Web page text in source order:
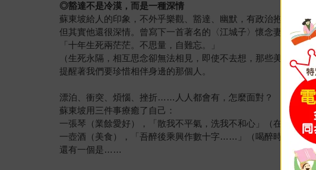
◎豁達不是冷漠，而是一種深情
蘇東坡給人的印象，不外乎樂觀、豁達、幽默，有政治抱負，
但其實他還很深情。曾寫下一首著名的〈江城子〉懷念妻子：
「十年生死兩茫茫。不思量，自難忘。」
（生死永隔，相互思念卻無法相見，即使不去想，那些美好的記
提醒著我們要珍惜相伴身邊的那個人。
漂泊、衝突、煩惱、挫折……人人都會有，怎麼面對？
蘇東坡用三件事療癒了自己：
一張琴（業餘愛好），「散我不平氣，洗我不和心」（在琴聲裡
一壺酒（美食），「吾醉後乘興作數十字……」（喝醉時，能寫出
還有一個是……